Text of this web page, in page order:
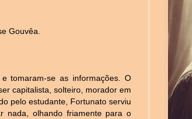
Gouvêa.
tomaram-se as informações. O
capitalista, solteiro, morador em
pelo estudante, Fortunato serviu
nada, olhando friamente para o